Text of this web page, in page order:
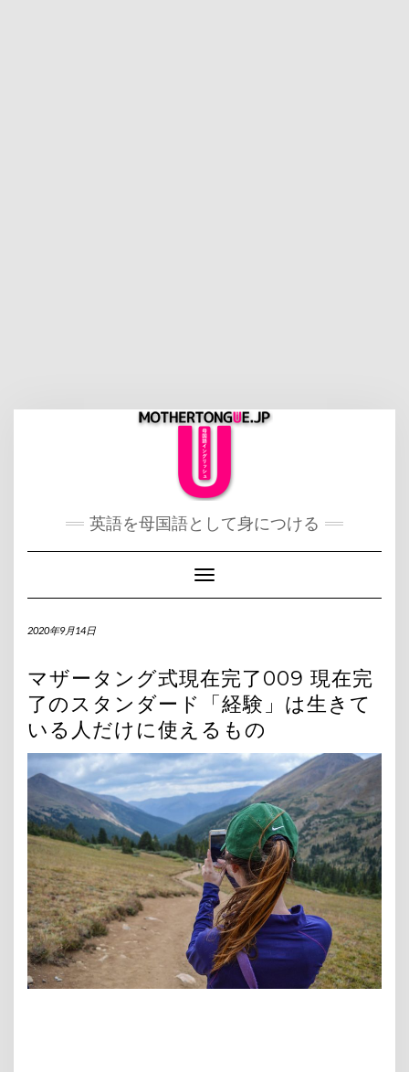
英語を母国語として身につける
Toggle Navigation
2020年9月14日
マザータング式現在完了009 現在完
了のスタンダード「経験」は生きて
いる人だけに使えるもの